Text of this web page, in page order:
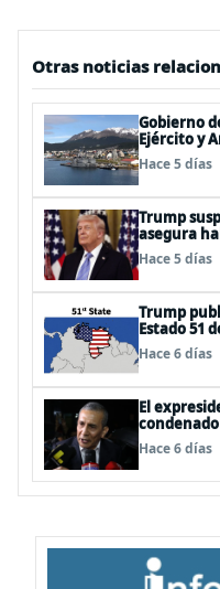
Otras noticias
Gobierno
Ejército y
Hace 5 días
Trump
asegura
acuerdo»
Hace 5 días
Trump
Estado 51
Hace 6 días
El
anularse su
Hace 6 días